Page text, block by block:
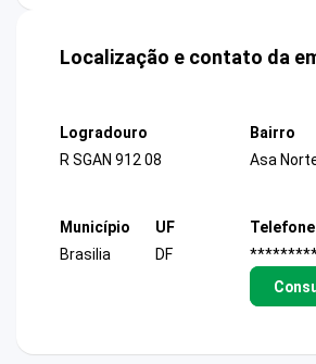
Localização e contato da
Logradouro
R SGAN 912 08
Bairro
Asa
Município
Brasilia
UF
DF
Telefone